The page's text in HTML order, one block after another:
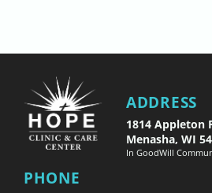
ADDRESS
1814 Appleton
Menasha, WI
In GoodWill
PHONE